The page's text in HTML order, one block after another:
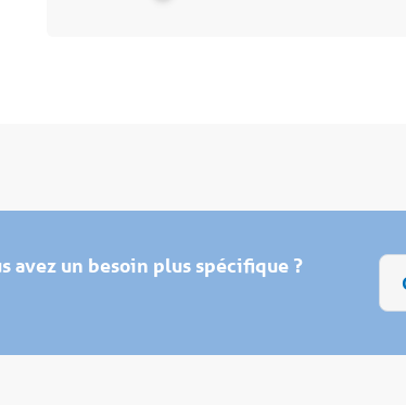
avez un besoin plus spécifique ?